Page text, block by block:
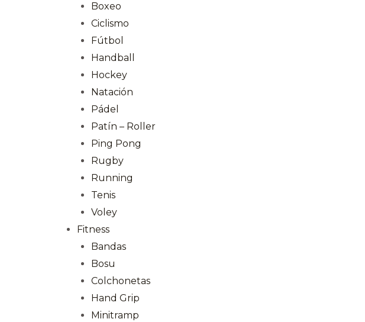
Boxeo
Ciclismo
Fútbol
Handball
Hockey
Natación
Pádel
Patín – Roller
Ping Pong
Rugby
Running
Tenis
Voley
Fitness
Bandas
Bosu
Colchonetas
Hand Grip
Minitramp